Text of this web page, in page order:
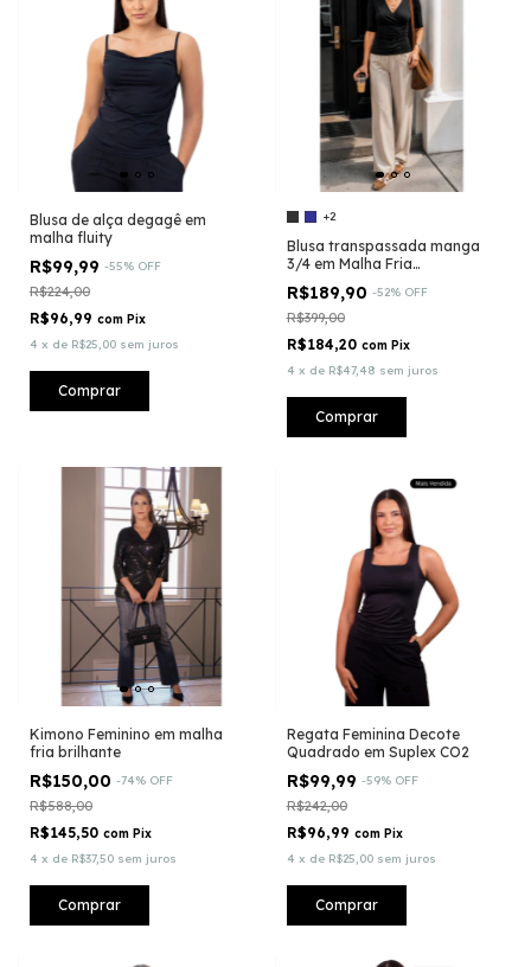
Blusa de alça degagê em
malha fluity
R$99,99 -55% OFF
R$224,00
R$96,99 com Pix
4 x de R$25,00 sem juros
Comprar
+2
Blusa transpassada manga
3/4 em Malha Fria
Tecnológica - Fluity®
R$189,90 -52% OFF
R$399,00
R$184,20 com Pix
4 x de R$47,48 sem juros
Comprar
Kimono Feminino em malha
fria brilhante
R$150,00 -74% OFF
R$588,00
R$145,50 com Pix
4 x de R$37,50 sem juros
Comprar
Regata Feminina Decote
Quadrado em Suplex CO2
R$99,99 -59% OFF
R$242,00
R$96,99 com Pix
4 x de R$25,00 sem juros
Comprar